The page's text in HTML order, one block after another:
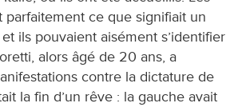
parfaitement ce que signifiait un
ils pouvaient aisément s’identifier
alors âgé de 20 ans, a
contre la dictature de
la fin d’un rêve : la gauche avait